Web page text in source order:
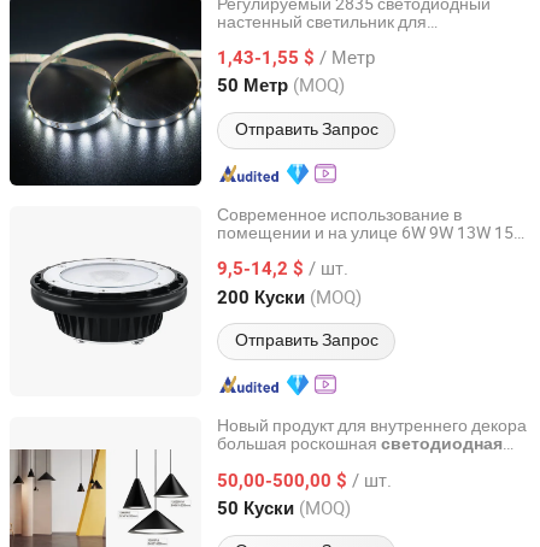
настенный светильник для
1,43-1,55 $ / Метр
50 Метр (MOQ)
Отправить Запрос
Glite Electronics Co., Ltd.
Hunan, China с 2021
Современное использование в
помещении и на улице 6W 9W 13W 15W
прожектор PAR36
9,5-14,2 $ / шт.
200 Куски (MOQ)
Отправить Запрос
Dongguan Kangjuhong Photoelectric Technology Co., Ltd.
Guangdong, China с 2023
Новый продукт для внутреннего декора
большая роскошная светодиодная
50,00-500,00 $ / шт.
50 Куски (MOQ)
Hong Kong Spleg Co., Ltd.
Hongkong, Hongkong_China